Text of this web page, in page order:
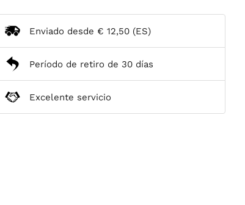
Enviado desde € 12,50 (ES)
Período de retiro de 30 días
Excelente servicio